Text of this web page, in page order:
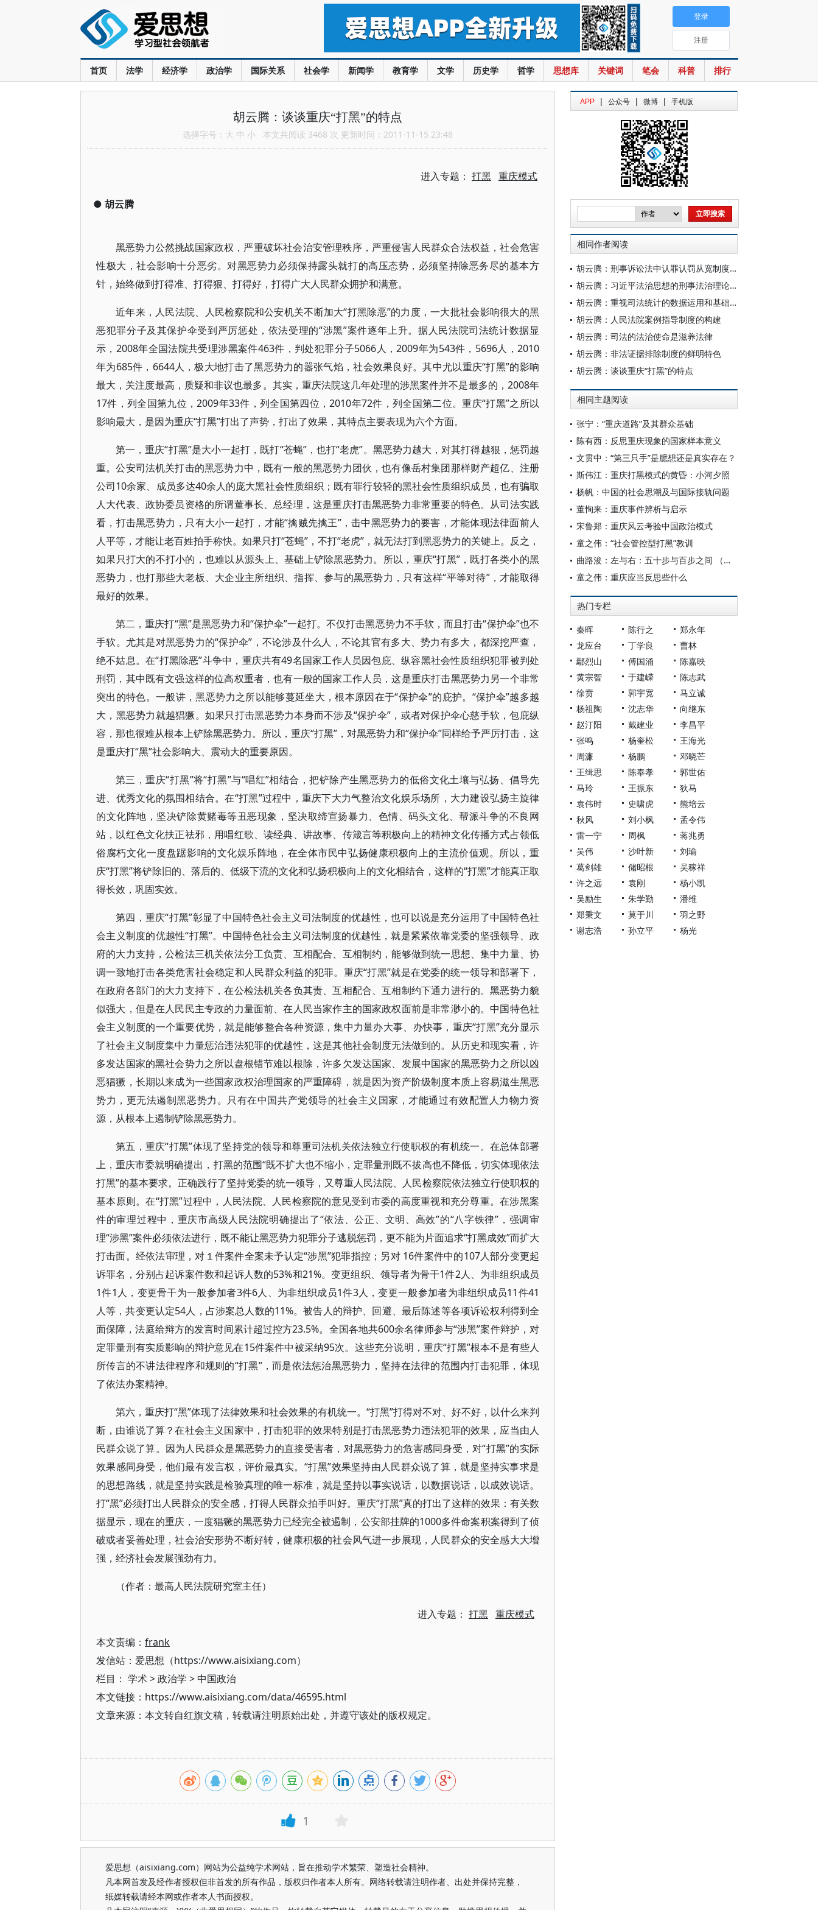
首页 法学 经济学 政治学 国际关系 社会学 新闻学 教育学 文学 历史学 哲学 思想库 关键词 笔会 科普 排行
登录
注册
胡云腾：谈谈重庆“打黑”的特点
选择字号： 大 中 小 本文共阅读 3468 次 更新时间：2011-11-15 23:48
进入专题： 打黑 重庆模式
● 胡云腾
黑恶势力公然挑战国家政权，严重破坏社会治安管理秩序，严重侵害人民群众合法权益，社会危害
性极大，社会影响十分恶劣。对黑恶势力必须保持露头就打的高压态势，必须坚持除恶务尽的基本方
针，始终做到打得准、打得狠、打得好，打得广大人民群众拥护和满意。
近年来，人民法院、人民检察院和公安机关不断加大“打黑除恶”的力度，一大批社会影响很大的黑
恶犯罪分子及其保护伞受到严厉惩处，依法受理的“涉黑”案件逐年上升。据人民法院司法统计数据显
示，2008年全国法院共受理涉黑案件463件，判处犯罪分子5066人，2009年为543件，5696人，2010
年为685件，6644人，极大地打击了黑恶势力的嚣张气焰，社会效果良好。其中尤以重庆“打黑”的影响
最大，关注度最高，质疑和非议也最多。其实，重庆法院这几年处理的涉黑案件并不是最多的，2008年
17件，列全国第九位，2009年33件，列全国第四位，2010年72件，列全国第二位。重庆“打黑”之所以
影响最大，是因为重庆“打黑”打出了声势，打出了效果，其特点主要表现为六个方面。
第一，重庆“打黑”是大小一起打，既打“苍蝇”，也打“老虎”。黑恶势力越大，对其打得越狠，惩罚越
重。公安司法机关打击的黑恶势力中，既有一般的黑恶势力团伙，也有像岳村集团那样财产超亿、注册
公司10余家、成员多达40余人的庞大黑社会性质组织；既有罪行较轻的黑社会性质组织成员，也有骗取
人大代表、政协委员资格的所谓董事长、总经理，这是重庆打击黑恶势力非常重要的特色。从司法实践
看，打击黑恶势力，只有大小一起打，才能“擒贼先擒王”，击中黑恶势力的要害，才能体现法律面前人
人平等，才能让老百姓拍手称快。如果只打“苍蝇”，不打“老虎”，就无法打到黑恶势力的关键上。反之，
如果只打大的不打小的，也难以从源头上、基础上铲除黑恶势力。所以，重庆“打黑”，既打各类小的黑
恶势力，也打那些大老板、大企业主所组织、指挥、参与的黑恶势力，只有这样“平等对待”，才能取得
最好的效果。
第二，重庆打“黑”是黑恶势力和“保护伞”一起打。不仅打击黑恶势力不手软，而且打击“保护伞”也不
手软。尤其是对黑恶势力的“保护伞”，不论涉及什么人，不论其官有多大、势力有多大，都深挖严查，
绝不姑息。在“打黑除恶”斗争中，重庆共有49名国家工作人员因包庇、纵容黑社会性质组织犯罪被判处
刑罚，其中既有文强这样的位高权重者，也有一般的国家工作人员，这是重庆打击黑恶势力另一个非常
突出的特色。一般讲，黑恶势力之所以能够蔓延坐大，根本原因在于“保护伞”的庇护。“保护伞”越多越
大，黑恶势力就越猖獗。如果只打击黑恶势力本身而不涉及“保护伞”，或者对保护伞心慈手软，包庇纵
容，那也很难从根本上铲除黑恶势力。所以，重庆“打黑”，对黑恶势力和“保护伞”同样给予严厉打击，这
是重庆打“黑”社会影响大、震动大的重要原因。
第三，重庆“打黑”将“打黑”与“唱红”相结合，把铲除产生黑恶势力的低俗文化土壤与弘扬、倡导先
进、优秀文化的氛围相结合。在“打黑”过程中，重庆下大力气整治文化娱乐场所，大力建设弘扬主旋律
的文化阵地，坚决铲除黄赌毒等丑恶现象，坚决取缔宣扬暴力、色情、码头文化、帮派斗争的不良网
站，以红色文化扶正祛邪，用唱红歌、读经典、讲故事、传箴言等积极向上的精神文化传播方式占领低
俗腐朽文化一度盘踞影响的文化娱乐阵地，在全体市民中弘扬健康积极向上的主流价值观。所以，重
庆“打黑”将铲除旧的、落后的、低级下流的文化和弘扬积极向上的文化相结合，这样的“打黑”才能真正取
得长效，巩固实效。
第四，重庆“打黑”彰显了中国特色社会主义司法制度的优越性，也可以说是充分运用了中国特色社
会主义制度的优越性“打黑”。中国特色社会主义司法制度的优越性，就是紧紧依靠党委的坚强领导、政
府的大力支持，公检法三机关依法分工负责、互相配合、互相制约，能够做到统一思想、集中力量、协
调一致地打击各类危害社会稳定和人民群众利益的犯罪。重庆“打黑”就是在党委的统一领导和部署下，
在政府各部门的大力支持下，在公检法机关各负其责、互相配合、互相制约下通力进行的。黑恶势力貌
似强大，但是在人民民主专政的力量面前、在人民当家作主的国家政权面前是非常渺小的。中国特色社
会主义制度的一个重要优势，就是能够整合各种资源，集中力量办大事、办快事，重庆“打黑”充分显示
了社会主义制度集中力量惩治违法犯罪的优越性，这是其他社会制度无法做到的。从历史和现实看，许
多发达国家的黑社会势力之所以盘根错节难以根除，许多欠发达国家、发展中国家的黑恶势力之所以凶
恶猖獗，长期以来成为一些国家政权治理国家的严重障碍，就是因为资产阶级制度本质上容易滋生黑恶
势力，更无法遏制黑恶势力。只有在中国共产党领导的社会主义国家，才能通过有效配置人力物力资
源，从根本上遏制铲除黑恶势力。
第五，重庆“打黑”体现了坚持党的领导和尊重司法机关依法独立行使职权的有机统一。在总体部署
上，重庆市委就明确提出，打黑的范围“既不扩大也不缩小，定罪量刑既不拔高也不降低，切实体现依法
打黑”的基本要求。正确践行了坚持党委的统一领导，又尊重人民法院、人民检察院依法独立行使职权的
基本原则。在“打黑”过程中，人民法院、人民检察院的意见受到市委的高度重视和充分尊重。在涉黑案
件的审理过程中，重庆市高级人民法院明确提出了“依法、公正、文明、高效”的“八字铁律”，强调审
理“涉黑”案件必须依法进行，既不能让黑恶势力犯罪分子逃脱惩罚，更不能为片面追求“打黑成效”而扩大
打击面。经依法审理，对１件案件全案未予认定“涉黑”犯罪指控；另对 16件案件中的107人部分变更起
诉罪名，分别占起诉案件数和起诉人数的53%和21%。变更组织、领导者为骨干1件2人、为非组织成员
1件1人，变更骨干为一般参加者3件6人、为非组织成员1件3人，变更一般参加者为非组织成员11件41
人等，共变更认定54人，占涉案总人数的11%。被告人的辩护、回避、最后陈述等各项诉讼权利得到全
面保障，法庭给辩方的发言时间累计超过控方23.5%。全国各地共600余名律师参与“涉黑”案件辩护，对
定罪量刑有实质影响的辩护意见在15件案件中被采纳95次。这些充分说明，重庆“打黑”根本不是有些人
所传言的不讲法律程序和规则的“打黑”，而是依法惩治黑恶势力，坚持在法律的范围内打击犯罪，体现
了依法办案精神。
第六，重庆打“黑”体现了法律效果和社会效果的有机统一。“打黑”打得对不对、好不好，以什么来判
断，由谁说了算？在社会主义国家中，打击犯罪的效果特别是打击黑恶势力违法犯罪的效果，应当由人
民群众说了算。因为人民群众是黑恶势力的直接受害者，对黑恶势力的危害感同身受，对“打黑”的实际
效果感同身受，他们最有发言权，评价最真实。“打黑”效果坚持由人民群众说了算，就是坚持实事求是
的思想路线，就是坚持实践是检验真理的唯一标准，就是坚持以事实说话，以数据说话，以成效说话。
打“黑”必须打出人民群众的安全感，打得人民群众拍手叫好。重庆“打黑”真的打出了这样的效果：有关数
据显示，现在的重庆，一度猖獗的黑恶势力已经完全被遏制，公安部挂牌的1000多件命案积案得到了侦
破或者妥善处理，社会治安形势不断好转，健康积极的社会风气进一步展现，人民群众的安全感大大增
强，经济社会发展强劲有力。
（作者：最高人民法院研究室主任）
进入专题： 打黑 重庆模式
本文责编： frank
发信站：爱思想（https://www.aisixiang.com）
栏目： 学术>政治学 >中国政治
本文链接：https://www.aisixiang.com/data/46595.html
文章来源：本文转自红旗文稿，转载请注明原始出处，并遵守该处的版权规定。
1
爱思想（aisixiang.com）网站为公益纯学术网站，旨在推动学术繁荣、塑造社会精神。
凡本网首发及经作者授权但非首发的所有作品，版权归作者本人所有。网络转载请注明作者、出处并保持完整，
纸媒转载请经本网或作者本人书面授权。
APP | 公众号 | 微博 | 手机版
相同作者阅读
胡云腾：刑事诉讼法中认罪认罚从宽制度的若干思考
胡云腾：习近平法治思想的刑事法治理论及其指导下的新实践
胡云腾：重视司法统计的数据运用和基础建设
胡云腾：人民法院案例指导制度的构建
胡云腾：司法的法治使命是滋养法律
胡云腾：非法证据排除制度的鲜明特色
胡云腾：谈谈重庆“打黑”的特点
相同主题阅读
张宁：“重庆道路”及其群众基础
陈有西：反思重庆现象的国家样本意义
文贯中：“第三只手”是臆想还是真实存在？
斯伟江：重庆打黑模式的黄昏：小河夕照
杨帆：中国的社会思潮及与国际接轨问题
董恂来：重庆事件辨析与启示
宋鲁郑：重庆风云考验中国政治模式
童之伟：“社会管控型打黑”教训
曲路浚：左与右：五十步与百步之间 （二十）——中国：需要心平气靜地反思
童之伟：重庆应当反思些什么
热门专栏
秦晖 陈行之
郑永年
龙应台
丁学良
曹林
鄢烈山
傅国涌
陈嘉映
黄宗智
于建嵘
陈志武
徐贲
郭宇宽
马立诚
杨祖陶
沈志华
向继东
赵汀阳
戴建业
李昌平
张鸣
杨奎松
王海光
周濂
杨鹏
邓晓芒
王缉思
陈奉孝
郭世佑
马玲
王振东
狄马
袁伟时
史啸虎
熊培云
秋风
刘小枫
孟令伟
雷一宁
周枫
蒋兆勇
吴伟
沙叶新
刘瑜
葛剑雄
储昭根
吴稼祥
许之远
袁刚
杨小凯
吴励生
朱学勤
潘维
郑秉文
莫于川
羽之野
谢志浩
孙立平 杨光